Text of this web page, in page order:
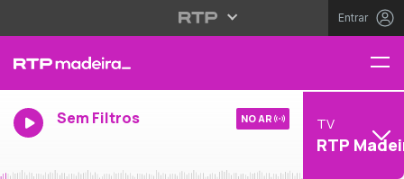
Entrar
Sem Filtros NO AR TV
RTP